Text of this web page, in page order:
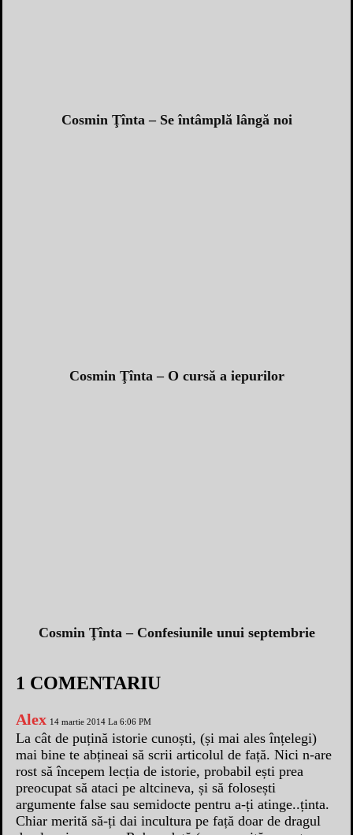
Cosmin Ţînta – Se întâmplă lângă noi
Cosmin Ţînta – O cursă a iepurilor
Cosmin Ţînta – Confesiunile unui septembrie
1 COMENTARIU
Alex 14 martie 2014 La 6:06 PM
La cât de puțină istorie cunoști, (și mai ales înțelegi)
mai bine te abțineai să scrii articolul de față. Nici n-are
rost să începem lecția de istorie, probabil ești prea
preocupat să ataci pe altcineva, și să folosești
argumente false sau semidocte pentru a-ți atinge..ținta.
Chiar merită să-ți dai incultura pe față doar de dragul